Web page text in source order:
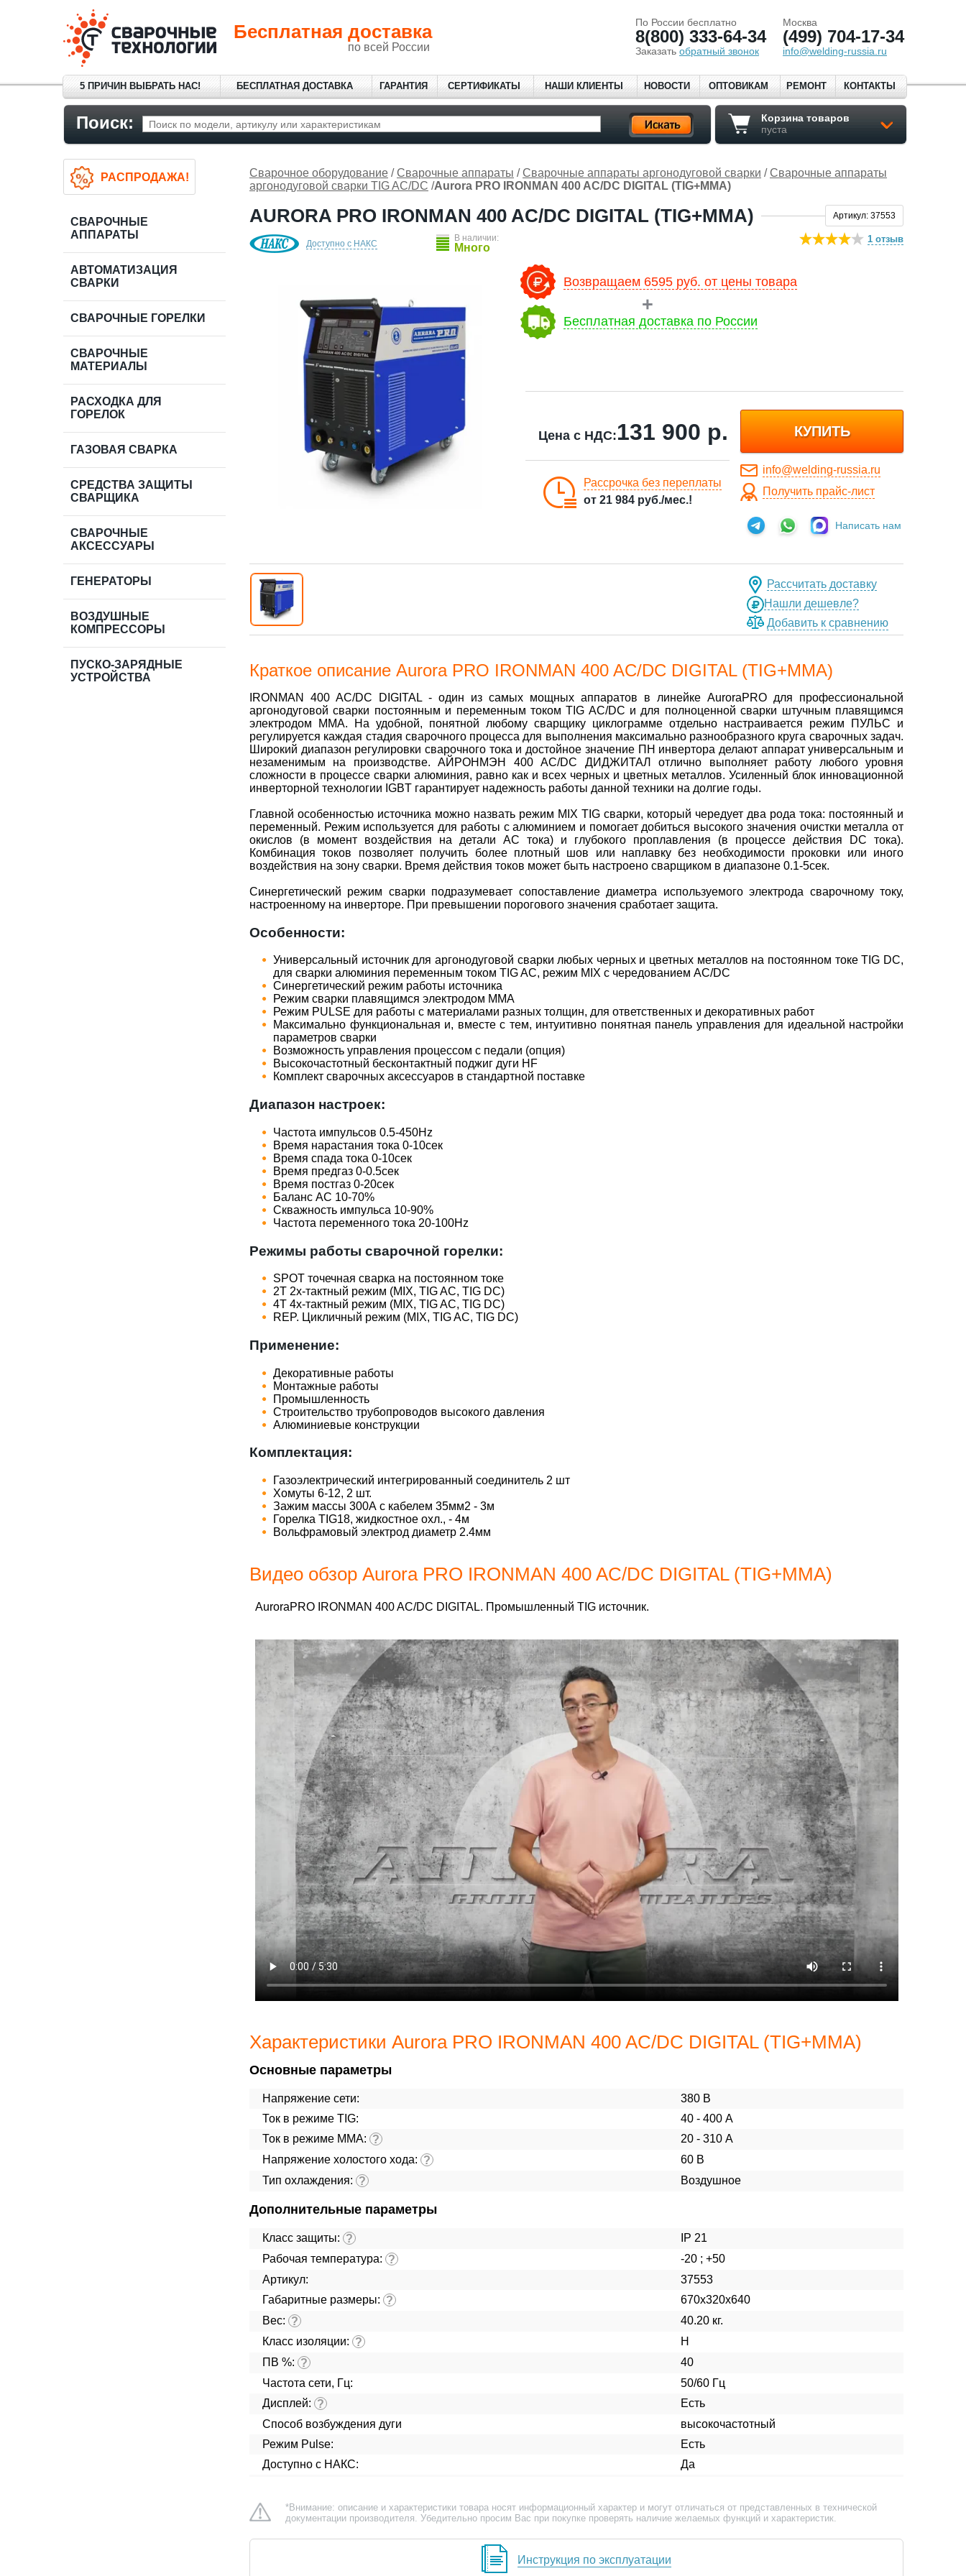
Бесплатная доставка
по всей России
По России бесплатно
8(800) 333-64-34
Заказать обратный звонок
Москва
(499) 704-17-34
info@welding-russia.ru
5 ПРИЧИН ВЫБРАТЬ НАС! БЕСПЛАТНАЯ ДОСТАВКА ГАРАНТИЯ СЕРТИФИКАТЫ НАШИ КЛИЕНТЫ НОВОСТИ ОПТОВИКАМ РЕМОНТ КОНТАКТЫ
Поиск:
Корзина товаров
пуста
Сварочное оборудование / Сварочные аппараты / Сварочные аппараты аргонодуговой сварки / Сварочные аппараты
аргонодуговой сварки TIG AC/DC /Aurora PRO IRONMAN 400 AC/DC DIGITAL (TIG+MMA)
AURORA PRO IRONMAN 400 AC/DC DIGITAL (TIG+MMA)
1 отзыв
Артикул: 37553
Доступно с НАКС
В наличии:
Много
Возвращаем 6595 руб. от цены товара
Бесплатная доставка по России
Цена с НДС:131 900 р.
Рассрочка без переплаты
от 21 984руб./мес.!
КУПИТЬ
info@welding-russia.ru
Получить прайс-лист
Написать нам
Рассчитать доставку
Нашли дешевле?
Добавить к сравнению
Краткое описание Aurora PRO IRONMAN 400 AC/DC DIGITAL (TIG+MMA)
IRONMAN 400 AC/DC DIGITAL - один из самых мощных аппаратов в линейке AuroraPRO для профессиональной
аргонодуговой сварки постоянным и переменным током TIG AC/DC и для полноценной сварки штучным плавящимся
электродом MMA. На удобной, понятной любому сварщику циклограмме отдельно настраивается режим ПУЛЬС и
регулируется каждая стадия сварочного процесса для выполнения максимально разнообразного круга сварочных задач.
Широкий диапазон регулировки сварочного тока и достойное значение ПН инвертора делают аппарат универсальным и
незаменимым на производстве. АЙРОНМЭН 400 AC/DC ДИДЖИТАЛ отлично выполняет работу любого уровня
сложности в процессе сварки алюминия, равно как и всех черных и цветных металлов. Усиленный блок инновационной
инверторной технологии IGBT гарантирует надежность работы данной техники на долгие годы.
Главной особенностью источника можно назвать режим MIX TIG сварки, который чередует два рода тока: постоянный и
переменный. Режим используется для работы с алюминием и помогает добиться высокого значения очистки металла от
окислов (в момент воздействия на детали АC тока) и глубокого проплавления (в процессе действия DC тока).
Комбинация токов позволяет получить более плотный шов или наплавку без необходимости проковки или иного
воздействия на зону сварки. Время действия токов может быть настроено сварщиком в диапазоне 0.1-5сек.
Синергетический режим сварки подразумевает сопоставление диаметра используемого электрода сварочному току,
настроенному на инверторе. При превышении порогового значения сработает защита.
Особенности:
Универсальный источник для аргонодуговой сварки любых черных и цветных металлов на постоянном токе TIG DC,
для сварки алюминия переменным током TIG AС, режим MIX с чередованием AC/DC
Синергетический режим работы источника
Режим сварки плавящимся электродом MMA
Режим PULSE для работы с материалами разных толщин, для ответственных и декоративных работ
Максимально функциональная и, вместе с тем, интуитивно понятная панель управления для идеальной настройки
параметров сварки
Возможность управления процессом с педали (опция)
Высокочастотный бесконтактный поджиг дуги HF
Комплект сварочных аксессуаров в стандартной поставке
Диапазон настроек:
Частота импульсов 0.5-450Hz
Время нарастания тока 0-10сек
Время спада тока 0-10сек
Время предгаз 0-0.5сек
Время постгаз 0-20сек
Баланс AC 10-70%
Скважность импульса 10-90%
Частота переменного тока 20-100Hz
Режимы работы сварочной горелки:
SPOT точечная сварка на постоянном токе
2T 2х-тактный режим (MIX, TIG AC, TIG DC)
4T 4х-тактный режим (MIX, TIG AC, TIG DC)
REP. Цикличный режим (MIX, TIG AC, TIG DC)
Применение:
Декоративные работы
Монтажные работы
Промышленность
Строительство трубопроводов высокого давления
Алюминиевые конструкции
Комплектация:
Газоэлектрический интегрированный соединитель 2 шт
Хомуты 6-12, 2 шт.
Зажим массы 300А с кабелем 35мм2 - 3м
Горелка TIG18, жидкостное охл., - 4м
Вольфрамовый электрод диаметр 2.4мм
Видео обзор Aurora PRO IRONMAN 400 AC/DC DIGITAL (TIG+MMA)
AuroraPRO IRONMAN 400 AC/DC DIGITAL. Промышленный TIG источник.
Характеристики Aurora PRO IRONMAN 400 AC/DC DIGITAL (TIG+MMA)
Основные параметры
Напряжение сети:
380 В
Ток в режиме TIG:
40 - 400 А
Ток в режиме ММА: ?
20 - 310 А
Напряжение холостого хода: ?
60 В
Тип охлаждения: ? Воздушное
Дополнительные параметры
Класс защиты: ?
IP 21
Рабочая температура: ?
-20 ; +50
Артикул:
37553
Габаритные размеры: ?
670х320х640
Вес: ?
40.20 кг.
Класс изоляции: ?
H
ПВ %: ?
40
Частота сети, Гц:
50/60 Гц
Дисплей: ?
Есть
Способ возбуждения дуги
высокочастотный
Режим Pulse:
Есть
Доступно с НАКС:
Да
*Внимание: описание и характеристики товара носят информационный характер и могут отличаться от представленных в технической
документации производителя. Убедительно просим Вас при покупке проверять наличие желаемых функций и характеристик.
Инструкция по эксплуатации
РАСПРОДАЖА!
СВАРОЧНЫЕ
АППАРАТЫ
АВТОМАТИЗАЦИЯ
СВАРКИ
СВАРОЧНЫЕ ГОРЕЛКИ
СВАРОЧНЫЕ
МАТЕРИАЛЫ
РАСХОДКА ДЛЯ
ГОРЕЛОК
ГАЗОВАЯ СВАРКА
СРЕДСТВА ЗАЩИТЫ
СВАРЩИКА
СВАРОЧНЫЕ
АКСЕССУАРЫ
ГЕНЕРАТОРЫ
ВОЗДУШНЫЕ
КОМПРЕССОРЫ
ПУСКО-ЗАРЯДНЫЕ
УСТРОЙСТВА